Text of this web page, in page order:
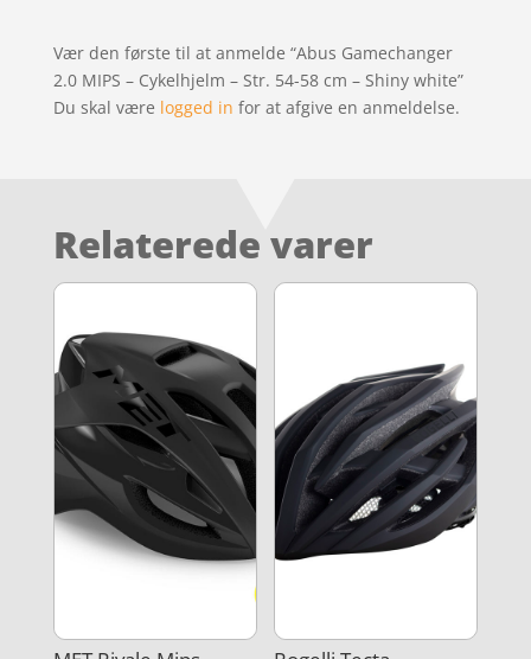
Vær den første til at anmelde “Abus Gamechanger
2.0 MIPS – Cykelhjelm – Str. 54-58 cm – Shiny white”
Du skal være logged in for at afgive en anmeldelse.
Relaterede varer